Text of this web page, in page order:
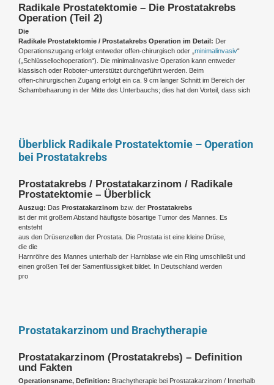
Radikale Prostatektomie – Die Prostatakrebs
Operation (Teil 2)
Die
Radikale Prostatektomie / Prostatakrebs Operation im Detail: Der
Operationszugang erfolgt entweder offen-chirurgisch oder „ minimalinvasiv“
(„Schlüssellochoperation“). Die minimalinvasive Operation kann entweder
klassisch oder Roboter-unterstützt durchgeführt werden. Beim
offen-chirurgischen Zugang erfolgt ein ca. 9 cm langer Schnitt im Bereich der
Schambehaarung in der Mitte des Unterbauchs; dies hat den Vorteil, dass sich
Überblick Radikale Prostatektomie – Operation
bei Prostatakrebs
Prostatakrebs / Prostatakarzinom / Radikale
Prostatektomie – Überblick
Auszug: Das Prostatakarzinom bzw. der Prostatakrebs
ist der mit großem Abstand häufigste bösartige Tumor des Mannes. Es
entsteht
aus den Drüsenzellen der Prostata. Die Prostata ist eine kleine Drüse,
die die
Harnröhre des Mannes unterhalb der Harnblase wie ein Ring umschließt und
einen großen Teil der Samenflüssigkeit bildet. In Deutschland werden
pro
Prostatakarzinom und Brachytherapie
Prostatakarzinom (Prostatakrebs) – Definition
und Fakten
Operationsname, Definition: Brachytherapie bei Prostatakarzinom / Innerhalb